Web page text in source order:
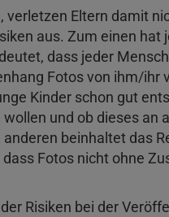
verletzen Eltern damit
aus. Zum einen hat
dass jeder
Fotos von ihm/ihr
Kinder schon gut
und ob dieses an
beinhaltet das
Fotos nicht ohne
Risiken bei der